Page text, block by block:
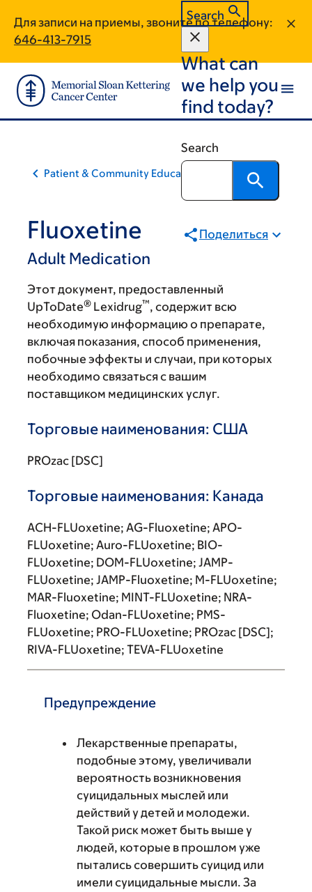
main
content
footer
Для записи на приемы, звоните по телефону:
646-413-7915
Search
What can
we help you
find today?
Search
Patient & Community Education
Fluoxetine
Adult Medication
Поделиться
Этот документ, предоставленный
UpToDate® Lexidrug™, содержит всю
необходимую информацию о препарате,
включая показания, способ применения,
побочные эффекты и случаи, при которых
необходимо связаться с вашим
поставщиком медицинских услуг.
Торговые наименования: США
PROzac [DSC]
Торговые наименования: Канада
ACH-FLUoxetine; AG-Fluoxetine; APO-
FLUoxetine; Auro-FLUoxetine; BIO-
FLUoxetine; DOM-FLUoxetine; JAMP-
FLUoxetine; JAMP-Fluoxetine; M-FLUoxetine;
MAR-Fluoxetine; MINT-FLUoxetine; NRA-
Fluoxetine; Odan-FLUoxetine; PMS-
FLUoxetine; PRO-FLUoxetine; PROzac [DSC];
RIVA-FLUoxetine; TEVA-FLUoxetine
Предупреждение
Лекарственные препараты,
подобные этому, увеличивали
вероятность возникновения
суицидальных мыслей или
действий у детей и молодежи.
Такой риск может быть выше у
людей, которые в прошлом уже
пытались совершить суицид или
имели суицидальные мысли. За